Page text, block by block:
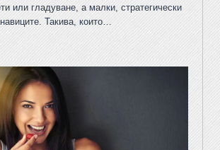
или гладуване, а малки, стратегически
Такива, които…